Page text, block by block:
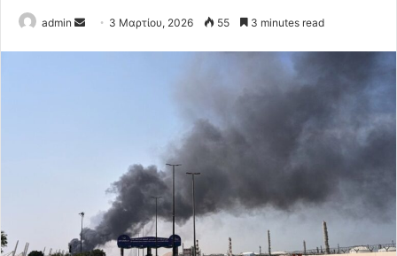
admin
Send 3 Μαρτίου, 2026 55 3 minutes read